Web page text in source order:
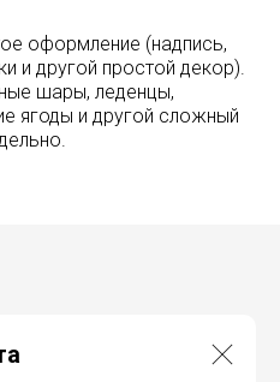
оформление (надпись,
и другой простой декор).
шары, леденцы,
ягоды и другой сложный